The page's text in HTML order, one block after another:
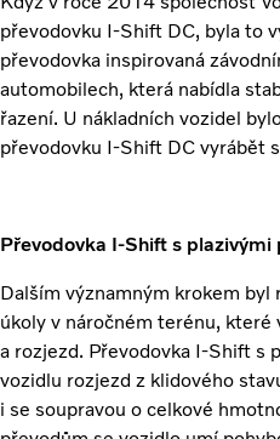
převodovku I-Shift DC, byla to
převodovka inspirovaná
automobilech, která nabídla
řazení. U nákladních vozidel
převodovku I-Shift DC vyrábět
Převodovka I-Shift s plazivými
Dalším významným krokem
úkoly v náročném terénu,
a rozjezd. Převodovka I-Shift s
vozidlu rozjezd z klidového
i se soupravou o celkové